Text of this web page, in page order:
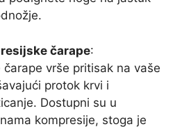
čarape:
čarape vrše pritisak na vaše
protok krvi i
Dostupni su u
kompresije, stoga je